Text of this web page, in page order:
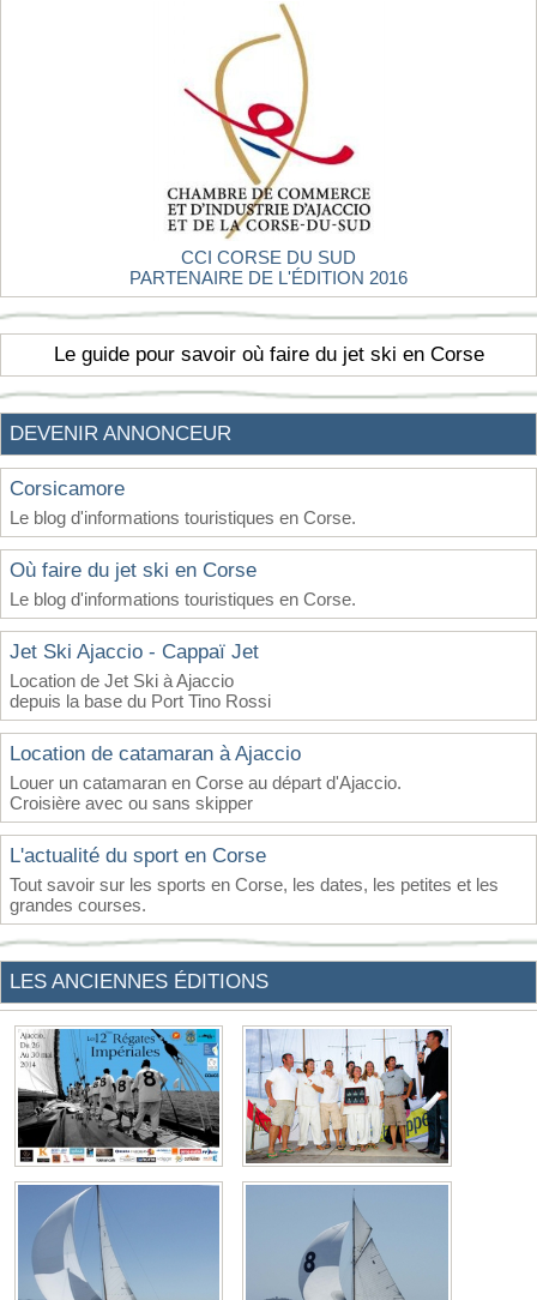
CCI CORSE DU SUD
PARTENAIRE DE L'ÉDITION 2016
Le guide pour savoir où faire du jet ski en Corse
DEVENIR ANNONCEUR
Corsicamore
Le blog d'informations touristiques en Corse.
Où faire du jet ski en Corse
Le blog d'informations touristiques en Corse.
Jet Ski Ajaccio - Cappaï Jet
Location de Jet Ski à Ajaccio
depuis la base du Port Tino Rossi
Location de catamaran à Ajaccio
Louer un catamaran en Corse au départ d'Ajaccio.
Croisière avec ou sans skipper
L'actualité du sport en Corse
Tout savoir sur les sports en Corse, les dates, les petites et les
grandes courses.
LES ANCIENNES ÉDITIONS